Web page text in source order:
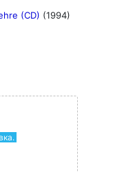
(CD) (1994)